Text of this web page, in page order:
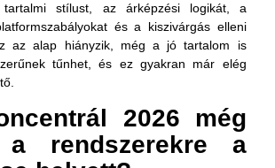
tartalmi stílust, az árképzési logikát, a
és a kiszivárgás elleni
az alap hiányzik, még a jó tartalom is
tűnhet, és ez gyakran már elég
2026 még
a rendszerekre a